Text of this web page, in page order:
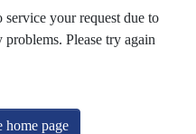
your request due to
Please try again
home page